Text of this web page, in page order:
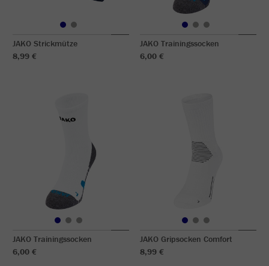
JAKO Strickmütze
8,99 €
JAKO Trainingssocken
6,00 €
JAKO Trainingssocken
6,00 €
JAKO Gripsocken Comfort
8,99 €